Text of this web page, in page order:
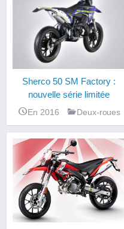
Sherco 50 SM Factory :
nouvelle série limitée
En 2016 Deux-roues